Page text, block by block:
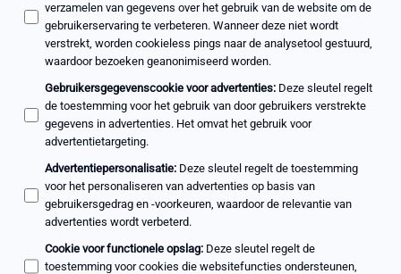
verzamelen van gegevens over het gebruik van de website om de
gebruikerservaring te verbeteren. Wanneer deze niet wordt
verstrekt, worden cookieless pings naar de analysetool gestuurd,
waardoor bezoeken geanonimiseerd worden.
Gebruikersgegevenscookie voor advertenties: Deze sleutel regelt
de toestemming voor het gebruik van door gebruikers verstrekte
gegevens in advertenties. Het omvat het gebruik voor
advertentietargeting.
Advertentiepersonalisatie: Deze sleutel regelt de toestemming
voor het personaliseren van advertenties op basis van
gebruikersgedrag en -voorkeuren, waardoor de relevantie van
advertenties wordt verbeterd.
Cookie voor functionele opslag: Deze sleutel regelt de
toestemming voor cookies die websitefuncties ondersteunen,